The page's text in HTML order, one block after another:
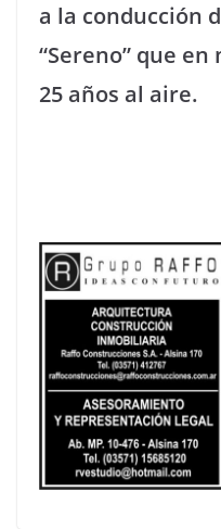
a la conducción
“Sereno” que
25 años al aire.